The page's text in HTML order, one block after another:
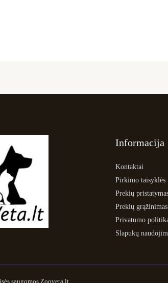
Informacija
Kontaktai
Pirkimo taisyklės
Prekių
Prekių grąžinimas
Privatumo
Slapukų
saugomos Zooveta.lt